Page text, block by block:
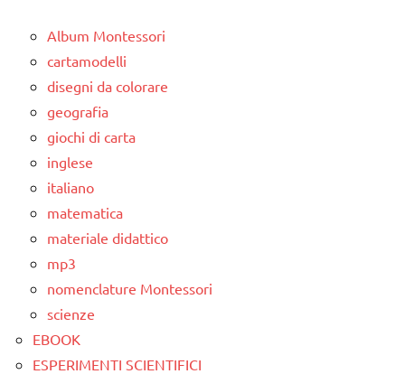
Album Montessori
cartamodelli
disegni da colorare
geografia
giochi di carta
inglese
italiano
matematica
materiale didattico
mp3
nomenclature Montessori
scienze
EBOOK
ESPERIMENTI SCIENTIFICI